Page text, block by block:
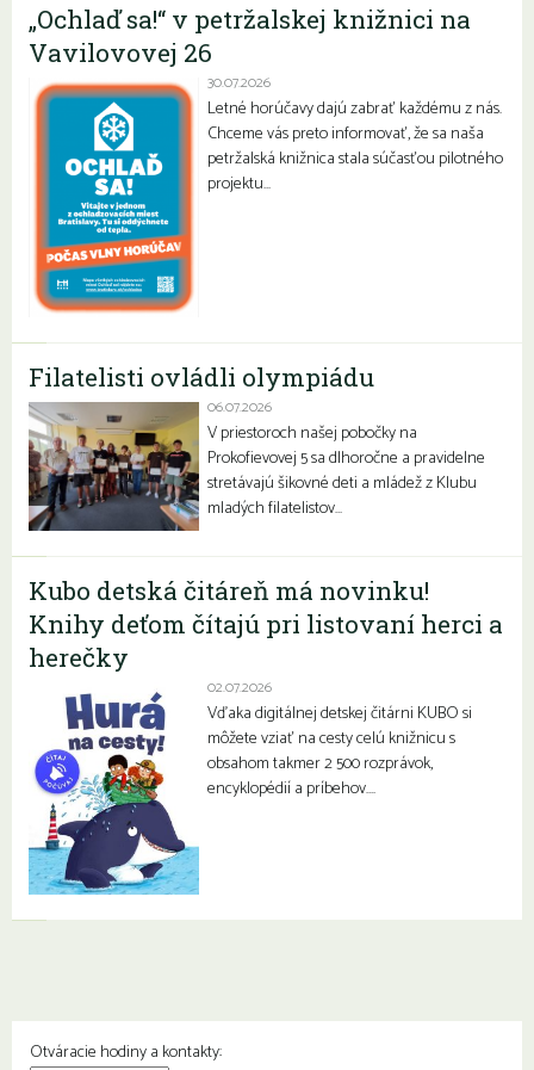
„Ochlaď sa!“ v petržalskej knižnici na
Vavilovovej 26
30.07.2026
Letné horúčavy dajú zabrať každému z nás.
Chceme vás preto informovať, že sa naša
petržalská knižnica stala súčasťou pilotného
projektu…
Filatelisti ovládli olympiádu
06.07.2026
V priestoroch našej pobočky na
Prokofievovej 5 sa dlhoročne a pravidelne
stretávajú šikovné deti a mládež z Klubu
mladých filatelistov…
Kubo detská čitáreň má novinku!
Knihy deťom čítajú pri listovaní herci a
herečky
02.07.2026
Vďaka digitálnej detskej čitárni KUBO si
môžete vziať na cesty celú knižnicu s
obsahom takmer 2 500 rozprávok,
encyklopédií a príbehov….
Otváracie hodiny a kontakty: